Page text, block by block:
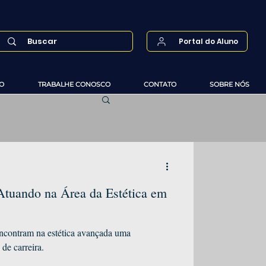
Portal do Aluno
TRABALHE CONOSCO CONTATO SOBRE NÓS
na Área da Estética em
na estética avançada uma
carreira.